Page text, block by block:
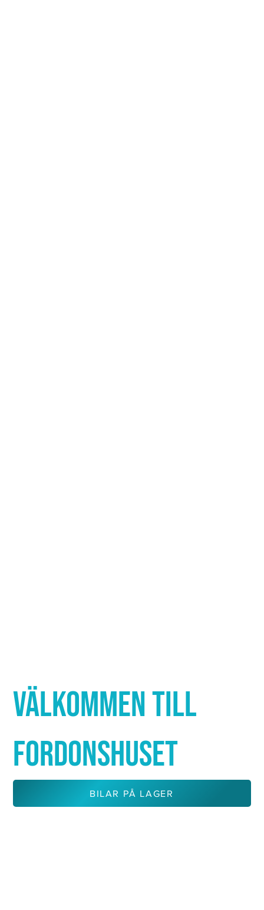
VÄLKOMMEN TILL
FORDONSHUSET
BILAR PÅ LAGER